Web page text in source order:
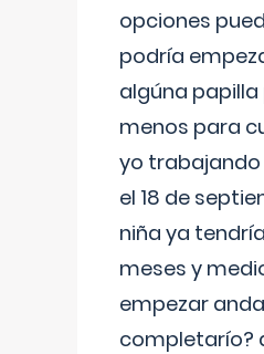
opciones
podría
algúna papilla
menos para
yo trabajando
el 18 de
niña ya
meses y
empezar
completarío?